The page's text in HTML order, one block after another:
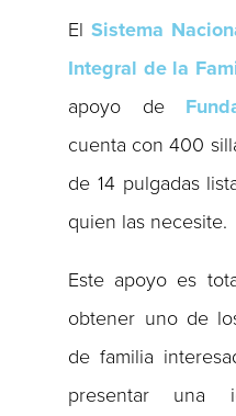
ElSistema
Integral de la
apoyo de
cuenta con 400
de 14 pulgadas
quien las necesite.
Este apoyo es
obtener uno de
de familia
presentar una